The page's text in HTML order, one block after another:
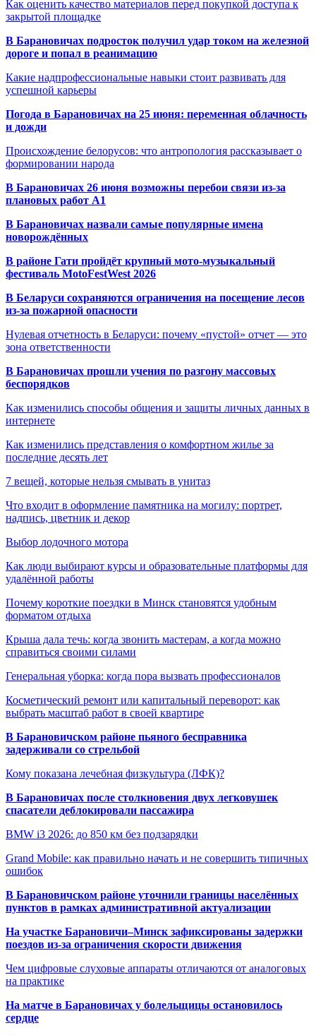
Как оценить качество материалов перед покупкой доступа к
закрытой площадке
В Барановичах подросток получил удар током на железной
дороге и попал в реанимацию
Какие надпрофессиональные навыки стоит развивать для
успешной карьеры
Погода в Барановичах на 25 июня: переменная облачность
и дожди
Происхождение белорусов: что антропология рассказывает о
формировании народа
В Барановичах 26 июня возможны перебои связи из-за
плановых работ A1
В Барановичах назвали самые популярные имена
новорождённых
В районе Гати пройдёт крупный мото-музыкальный
фестиваль MotoFestWest 2026
В Беларуси сохраняются ограничения на посещение лесов
из-за пожарной опасности
Нулевая отчетность в Беларуси: почему «пустой» отчет — это
зона ответственности
В Барановичах прошли учения по разгону массовых
беспорядков
Как изменились способы общения и защиты личных данных в
интернете
Как изменились представления о комфортном жилье за
последние десять лет
7 вещей, которые нельзя смывать в унитаз
Что входит в оформление памятника на могилу: портрет,
надпись, цветник и декор
Выбор лодочного мотора
Как люди выбирают курсы и образовательные платформы для
удалённой работы
Почему короткие поездки в Минск становятся удобным
форматом отдыха
Крыша дала течь: когда звонить мастерам, а когда можно
справиться своими силами
Генеральная уборка: когда пора вызвать профессионалов
Косметический ремонт или капитальный переворот: как
выбрать масштаб работ в своей квартире
В Барановичском районе пьяного бесправника
задерживали со стрельбой
Кому показана лечебная физкультура (ЛФК)?
В Барановичах после столкновения двух легковушек
спасатели деблокировали пассажира
BMW i3 2026: до 850 км без подзарядки
Grand Mobile: как правильно начать и не совершить типичных
ошибок
В Барановичском районе уточнили границы населённых
пунктов в рамках административной актуализации
На участке Барановичи–Минск зафиксированы задержки
поездов из-за ограничения скорости движения
Чем цифровые слуховые аппараты отличаются от аналоговых
на практике
На матче в Барановичах у болельщицы остановилось
сердце